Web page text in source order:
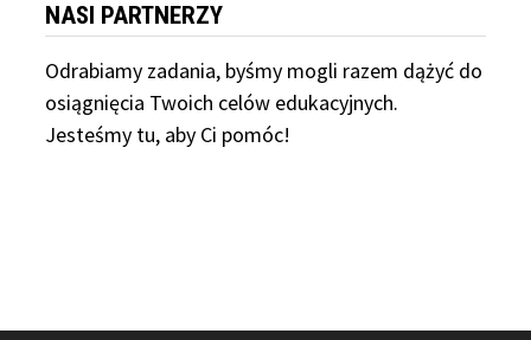
NASI PARTNERZY
Odrabiamy zadania, byśmy mogli razem dążyć do
osiągnięcia Twoich celów edukacyjnych.
Jesteśmy tu, aby Ci pomóc!